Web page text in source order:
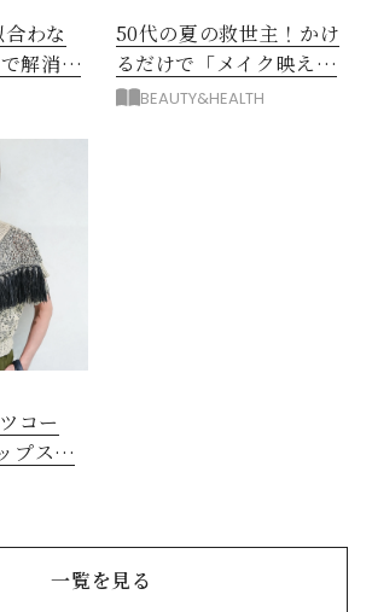
わな
解消！
が神
50代の夏の救世主！かけ
るだけで「メイク映え」
する眼鏡
BEAUTY&HEALTH
コー
プスを
ラー
一覧を見る